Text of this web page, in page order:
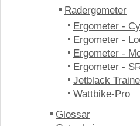
Radergometer
Ergometer -
Ergometer -
Ergometer -
Ergometer -
Jetblack
Wattbike-Pro
Glossar